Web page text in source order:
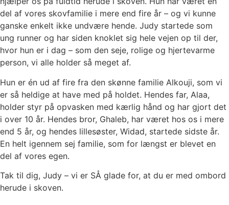
del af vores skovfamilie i mere end fire år – og vi kunne
ganske enkelt ikke undvære hende. Judy startede som
ung runner og har siden knoklet sig hele vejen op til der,
hvor hun er i dag – som den seje, rolige og hjertevarme
person, vi alle holder så meget af.
Hun er én ud af fire fra den skønne familie Alkouji, som vi
er så heldige at have med på holdet. Hendes far, Alaa,
holder styr på opvasken med kærlig hånd og har gjort det
i over 10 år. Hendes bror, Ghaleb, har været hos os i mere
end 5 år, og hendes lillesøster, Widad, startede sidste år.
En helt igennem sej familie, som for længst er blevet en
del af vores egen.
Tak til dig, Judy – vi er SÅ glade for, at du er med ombord
herude i skoven.